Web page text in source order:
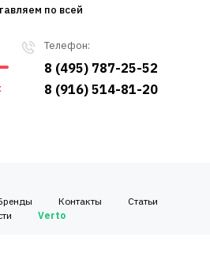
Телефон:
8 (495) 787-25-52
8 (916) 514-81-20
по всей
Контакты
Статьи
Verto